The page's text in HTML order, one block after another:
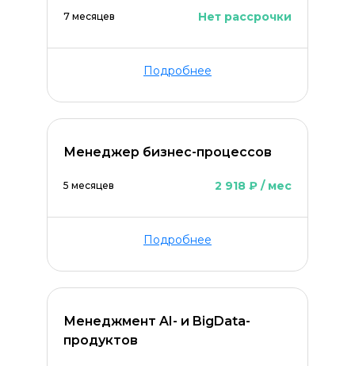
7 месяцев Нет рассрочки
Подробнее
Менеджер бизнес-процессов
5 месяцев 2 918 ₽ / мес
Подробнее
Менеджмент AI- и BigData-
продуктов